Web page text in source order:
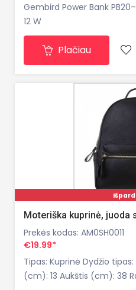
Gembird Power Bank
12 W
Plačiau
Moteriška kuprinė, juoda
Prekės kodas: AM0SH0011
€19.99*
Tipas: Kuprinė Dydžio
(cm): 13 Aukštis (cm): 38